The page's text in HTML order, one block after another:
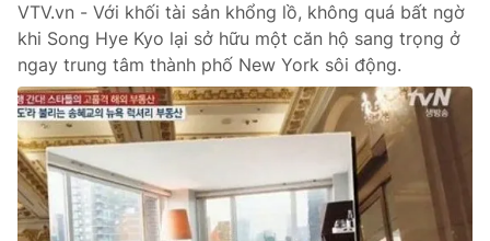
Xã hội
Pháp luật
Y tế
Thế giới
VTV.vn - Với khối tài sản khổng lồ, không quá bất ngờ
khi Song Hye Kyo lại sở hữu một căn hộ sang trọng ở
ngay trung tâm thành phố New York sôi động.